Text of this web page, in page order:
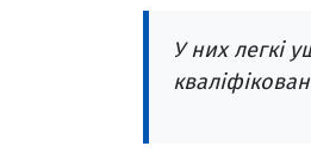
У них легкі